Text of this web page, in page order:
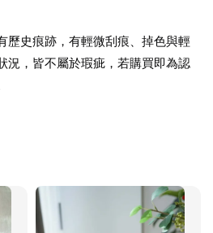
歷史痕跡，有輕微刮痕、掉色與輕
況，皆不屬於瑕疵，若購買即為認